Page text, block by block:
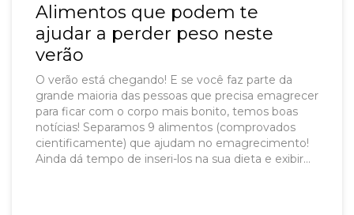
Alimentos que podem te
ajudar a perder peso neste
verão
O verão está chegando! E se você faz parte da
grande maioria das pessoas que precisa emagrecer
para ficar com o corpo mais bonito, temos boas
notícias! Separamos 9 alimentos (comprovados
cientificamente) que ajudam no emagrecimento!
Ainda dá tempo de inseri-los na sua dieta e exibir